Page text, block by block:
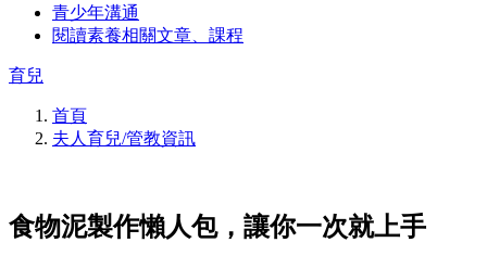
青少年溝通
閱讀素養相關文章、課程
育兒
首頁
夫人育兒/管教資訊
食物泥製作懶人包，讓你一次就上手